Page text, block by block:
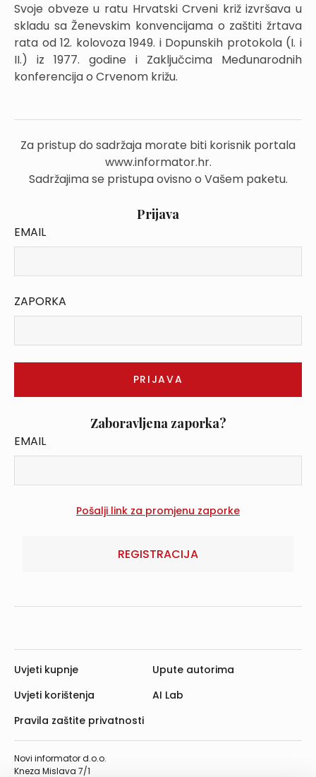
Svoje obveze u ratu Hrvatski Crveni križ izvršava u
skladu sa Ženevskim konvencijama o zaštiti žrtava
rata od 12. kolovoza 1949. i Dopunskih protokola (I. i
II.) iz 1977. godine i Zaključcima Međunarodnih
konferencija o Crvenom križu.
Za pristup do sadržaja morate biti korisnik portala
www.informator.hr.
Sadržajima se pristupa ovisno o Vašem paketu.
Prijava
EMAIL
ZAPORKA
Zaboravljena zaporka?
EMAIL
REGISTRACIJA
Novi informator d.o.o.
Kneza Mislava 7/1
Uvjeti kupnje
Uvjeti korištenja
Pravila zaštite privatnosti
Upute autorima
AI Lab